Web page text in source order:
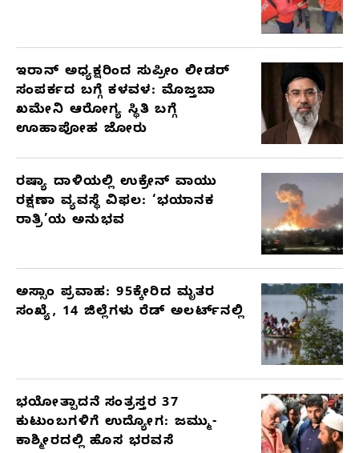
ಇರಾನ್ ಅಧ್ಯಕ್ಷರಿಂದ ಸುಪ್ರೀಂ ಲೀಡರ್
ಸಂಪರ್ಕದ ಬಗ್ಗೆ ಕಳವಳ: ಮೊಜ್ತಬಾ
ಖಮೇನಿ ಆರೋಗ್ಯ ಸ್ಥಿತಿ ಬಗ್ಗೆ
ಊಹಾಪೋಹ ಜೋರು
ರಷ್ಯಾ ದಾಳಿಯಲ್ಲಿ ಉಕ್ರೇನ್ ವಾಯು
ರಕ್ಷಣಾ ವ್ಯವಸ್ಥೆ ವಿಫಲ: ‘ಭಯಾನಕ
ರಾತ್ರಿ’ಯ ಅನುಭವ
ಅಸ್ಸಾಂ ಪ್ರವಾಹ: 95ಕ್ಕೇರಿದ ಮೃತರ
ಸಂಖ್ಯೆ, 14 ಜಿಲ್ಲೆಗಳು ರೆಡ್ ಅಲರ್ಟ್‌ನಲ್ಲಿ
ಭಯೋತ್ಪಾದನೆ ಸಂತ್ರಸ್ತರ 37
ಕುಟುಂಬಗಳಿಗೆ ಉದ್ಯೋಗ: ಜಮ್ಮು-
ಕಾಶ್ಮೀರದಲ್ಲಿ ಹೊಸ ಭರವಸೆ